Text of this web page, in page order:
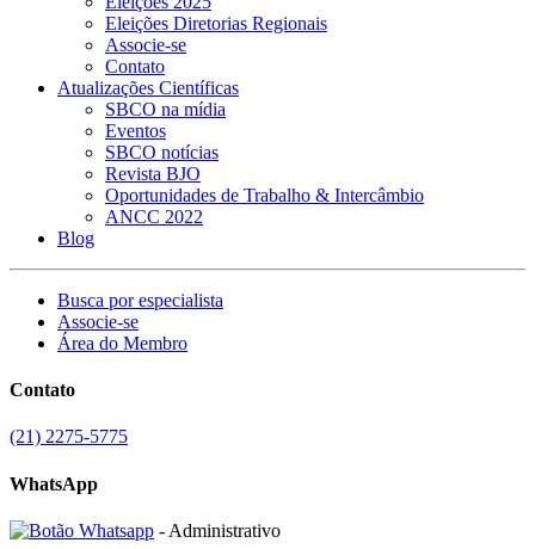
Eleições Diretorias Regionais
Associe-se
Contato
Atualizações Científicas
SBCO na mídia
Eventos
SBCO notícias
Revista BJO
Oportunidades de Trabalho & Intercâmbio
ANCC 2022
Blog
Busca por especialista
Associe-se
Área do Membro
Contato
(21) 2275-5775
WhatsApp
- Administrativo